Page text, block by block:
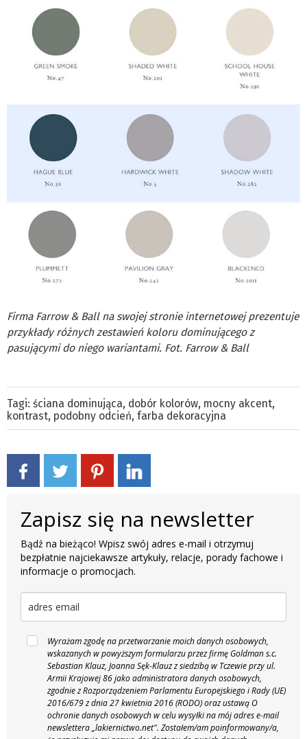
Firma Farrow & Ball na swojej stronie internetowej prezentuje
przykłady różnych zestawień koloru dominującego z
pasującymi do niego wariantami. Fot. Farrow & Ball
Tagi: ściana dominująca, dobór kolorów, mocny akcent,
kontrast, podobny odcień, farba dekoracyjna
Zapisz się na newsletter
Bądź na bieżąco! Wpisz swój adres e-mail i otrzymuj
bezpłatnie najciekawsze artykuły, relacje, porady fachowe i
informacje o promocjach.
Wyrażam zgodę na przetwarzanie moich danych osobowych,
wskazanych w powyższym formularzu przez firmę Goldman s.c.
Sebastian Klauz, Joanna Sęk-Klauz z siedzibą w Tczewie przy ul.
Armii Krajowej 86 jako administratora danych osobowych,
zgodnie z Rozporządzeniem Parlamentu Europejskiego i Rady (UE)
2016/679 z dnia 27 kwietnia 2016 (RODO) oraz ustawą O
ochronie danych osobowych w celu wysyłki na mój adres e-mail
newslettera „lakiernictwo.net". Zostałem/am poinformowany/a,